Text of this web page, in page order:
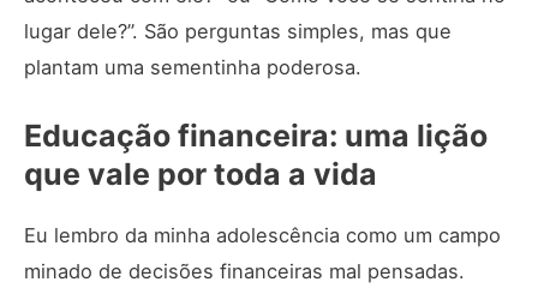
lugar dele?”. São perguntas simples, mas que
plantam uma sementinha poderosa.
Educação financeira: uma lição
que vale por toda a vida
Eu lembro da minha adolescência como um campo
minado de decisões financeiras mal pensadas.